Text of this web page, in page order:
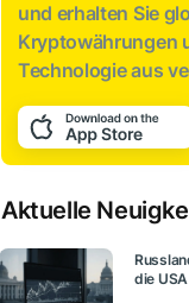
und erhalten Sie
Kryptowährungen
Technologie aus
Aktuelle
die